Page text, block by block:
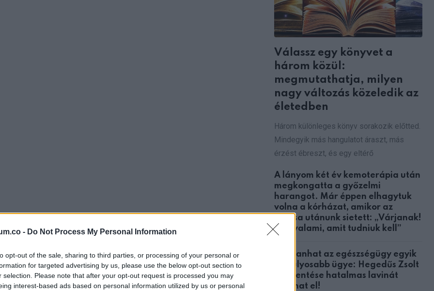
- Do Not Process My Personal Information
opt-out of the sale, sharing to third parties, or processing of your personal or
for targeted advertising by us, please use the below opt-out section to
selection. Please note that after your opt-out request is processed you may
interest-based ads based on personal information utilized by us or personal
búcsúzik az ország!
Válassz egy könyvet a
három közül:
megmutathatja, milyen
nagy változás közeledik az
életedben
Három különleges könyv sorakozik előtted.
Mindegyik más hangulatot áraszt, más
érzést ébreszt, és egy eltérő
A lányom két év kemoterápia után
megkongatta a győzelmi
harangot. Már éppen elhagytuk
volna a kórházat, amikor az
orvosa utánunk sietett: „Várjanak!
Van valami, amit tudniuk kell”
Robbanhat az egészségügy egyik
legsúlyosabb ügye: Hegedűs Zsolt
feljelentése hatalmas lavinát
indíthat el!